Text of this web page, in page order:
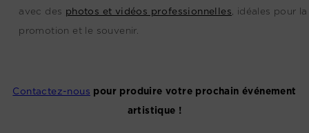
avec des photos et vidéos professionnelles, idéales pour la
promotion et le souvenir.
Contactez-nous pour produire votre prochain événement
artistique !